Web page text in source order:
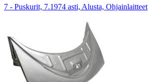
7 - Puskurit, 7.1974 asti, Alusta, Ohjainlaitteet